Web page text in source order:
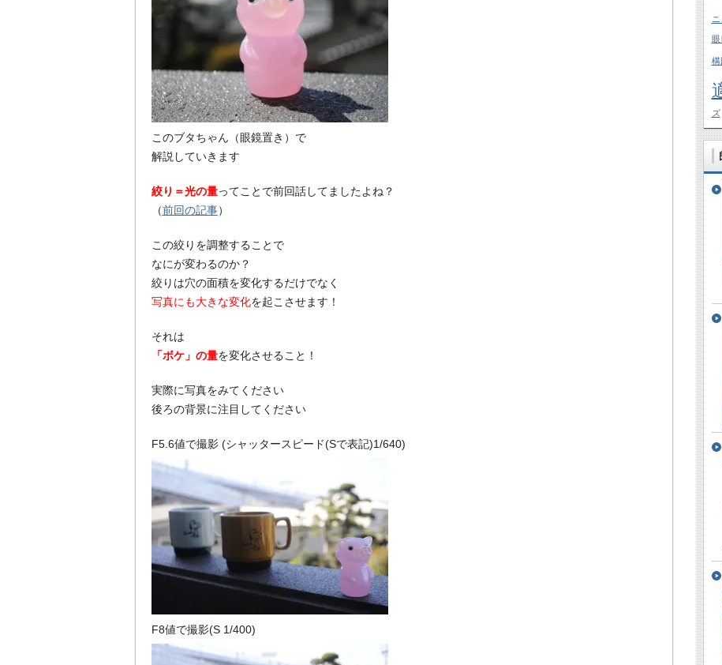
このブタちゃん（眼鏡置き）で
解説していきます
絞り＝光の量ってことで前回話してましたよね？
（前回の記事）
この絞りを調整することで
なにが変わるのか？
絞りは穴の面積を変化するだけでなく
写真にも大きな変化を起こさせます！
それは
「ボケ」の量を変化させること！
実際に写真をみてください
後ろの背景に注目してください
F5.6値で撮影 (シャッタースピード(Sで表記)1/640)
F8値で撮影(S 1/400)
眼
構
ズ